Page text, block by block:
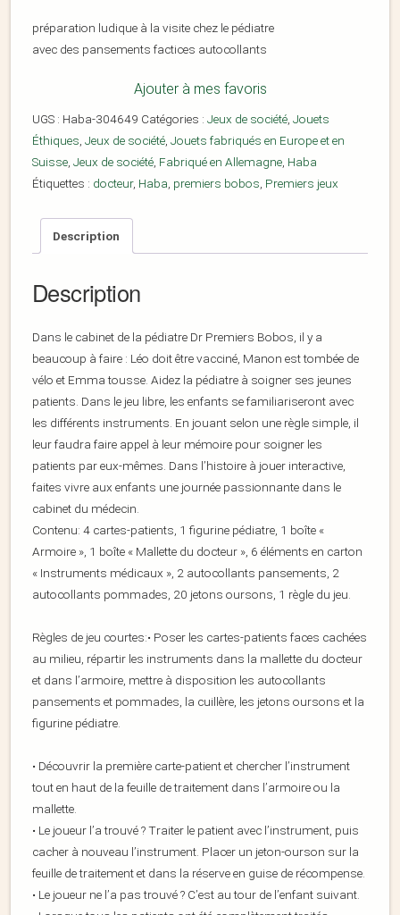
préparation ludique à la visite chez le pédiatre
avec des pansements factices autocollants
Ajouter à mes favoris
UGS : Haba-304649 Catégories : Jeux de société, Jouets
Éthiques, Jeux de société, Jouets fabriqués en Europe et en
Suisse, Jeux de société, Fabriqué en Allemagne, Haba
Étiquettes : docteur, Haba, premiers bobos, Premiers jeux
Description
Description
Dans le cabinet de la pédiatre Dr Premiers Bobos, il y a
beaucoup à faire : Léo doit être vacciné, Manon est tombée de
vélo et Emma tousse. Aidez la pédiatre à soigner ses jeunes
patients. Dans le jeu libre, les enfants se familiariseront avec
les différents instruments. En jouant selon une règle simple, il
leur faudra faire appel à leur mémoire pour soigner les
patients par eux-mêmes. Dans l’histoire à jouer interactive,
faites vivre aux enfants une journée passionnante dans le
cabinet du médecin.
Contenu: 4 cartes-patients, 1 figurine pédiatre, 1 boîte «
Armoire », 1 boîte « Mallette du docteur », 6 éléments en carton
« Instruments médicaux », 2 autocollants pansements, 2
autocollants pommades, 20 jetons oursons, 1 règle du jeu.
Règles de jeu courtes:• Poser les cartes-patients faces cachées
au milieu, répartir les instruments dans la mallette du docteur
et dans l’armoire, mettre à disposition les autocollants
pansements et pommades, la cuillère, les jetons oursons et la
figurine pédiatre.
• Découvrir la première carte-patient et chercher l’instrument
tout en haut de la feuille de traitement dans l’armoire ou la
mallette.
• Le joueur l’a trouvé ? Traiter le patient avec l’instrument, puis
cacher à nouveau l’instrument. Placer un jeton-ourson sur la
feuille de traitement et dans la réserve en guise de récompense.
• Le joueur ne l’a pas trouvé ? C’est au tour de l’enfant suivant.